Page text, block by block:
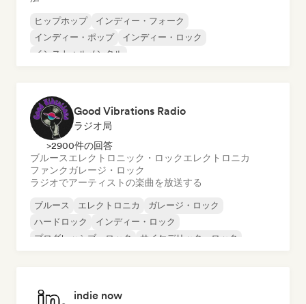
ヒップホップ
インディー・フォーク
インディー・ポップ
インディー・ロック
インストゥルメンタル
Good Vibrations Radio
ラジオ局
>2900件の回答
ブルースエレクトロニック・ロックエレクトロニカ
ファンクガレージ・ロック
ラジオでアーティストの楽曲を放送する
ブルース エレクトロニカ
ガレージ・ロック
ハードロック
インディー・ロック
プログレッシブ・ロック
サイケデリック・ロック
indie now